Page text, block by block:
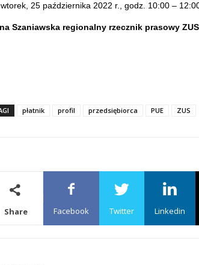
wtorek, 25 października 2022 r., godz. 10:00 –
Szaniawska regionalny rzecznik prasowy
płatnik profil przedsiębiorca PUE ZUS
Share Facebook Twitter Linkedin